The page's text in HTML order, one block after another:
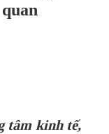
tâm kinh tế,